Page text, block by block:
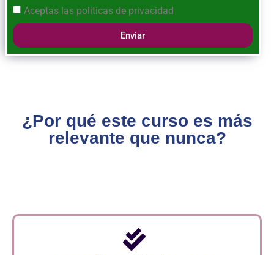
Aceptas las políticas de privacidad
Enviar
¿Por qué este curso es más
relevante que nunca?